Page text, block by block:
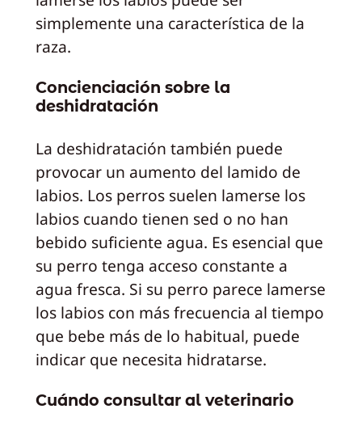
simplemente una característica de la
raza.
Concienciación sobre la
deshidratación
La deshidratación también puede
provocar un aumento del lamido de
labios. Los perros suelen lamerse los
labios cuando tienen sed o no han
bebido suficiente agua. Es esencial que
su perro tenga acceso constante a
agua fresca. Si su perro parece lamerse
los labios con más frecuencia al tiempo
que bebe más de lo habitual, puede
indicar que necesita hidratarse.
Cuándo consultar al veterinario